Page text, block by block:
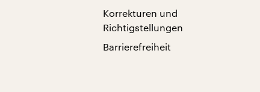
Korrekturen und
Richtigstellungen
Barrierefreiheit